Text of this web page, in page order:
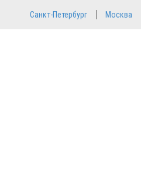
Санкт-Петербург Москва